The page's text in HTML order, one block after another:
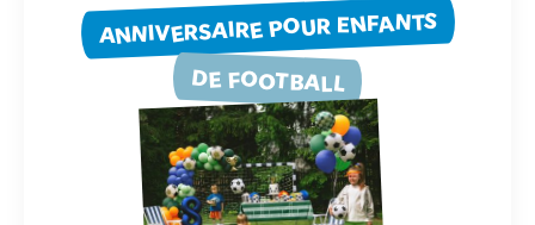
ANNIVERSAIRE POUR ENFANTS
DE FOOTBALL